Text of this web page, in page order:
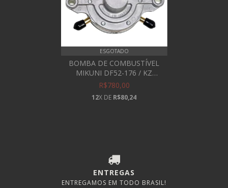
ESGOTADO
BOMBA DE COMBUSTÍVEL
MIKUNI DF52-176 / KZ
SHIFTER
R$780,00
12X DE R$80,24
ENTREGAS
ENTREGAMOS EM TODO BRASIL!